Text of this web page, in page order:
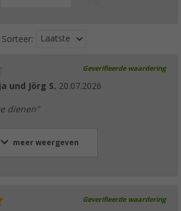
Sorteer: Laatste
Geverifieerde waardering
und Jörg S. 20.07.2026
dienen"
meer weergeven
Geverifieerde waardering